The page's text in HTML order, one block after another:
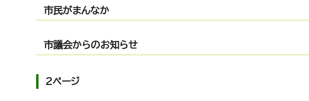
市民がまんなか
市議会からのお知らせ
2ページ